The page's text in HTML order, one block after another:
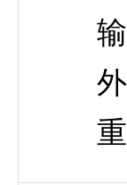
输出
外形
重